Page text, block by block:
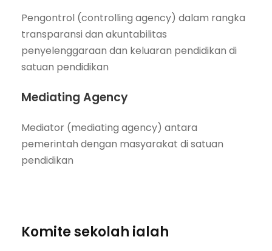
Pengontrol (controlling agency) dalam rangka
transparansi dan akuntabilitas
penyelenggaraan dan keluaran pendidikan di
satuan pendidikan
Mediating Agency
Mediator (mediating agency) antara
pemerintah dengan masyarakat di satuan
pendidikan
Komite sekolah ialah